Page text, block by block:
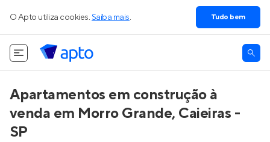
O Apto utiliza cookies. Saiba mais. Tudo bem
Apartamentos em construção à
venda em Morro Grande, Caieiras -
SP